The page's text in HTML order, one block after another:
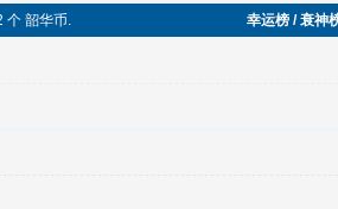
个 韶华币. 幸运榜 / 衰神